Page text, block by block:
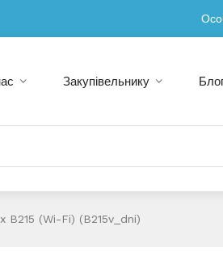
Закупівельнику
B215 (Wi-Fi) (B215v_dni)